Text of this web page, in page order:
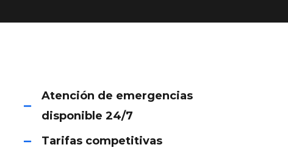
Atención de emergencias
disponible 24/7
Tarifas competitivas